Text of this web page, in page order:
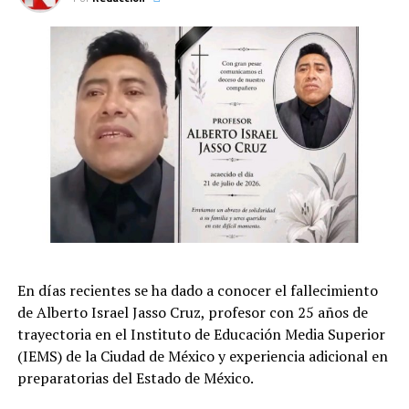
Evacuaciones ordenadas para cientos de miles de
personas; despliegue de militares y equipos de rescate.
Las autoridades advierten de posibles réplicas de
intensidad similar en los próximos días.
Información en curso
En días recientes se ha dado a conocer el fallecimiento
de Alberto Israel Jasso Cruz, profesor con 25 años de
trayectoria en el Instituto de Educación Media Superior
(IEMS) de la Ciudad de México y experiencia adicional en
preparatorias del Estado de México.